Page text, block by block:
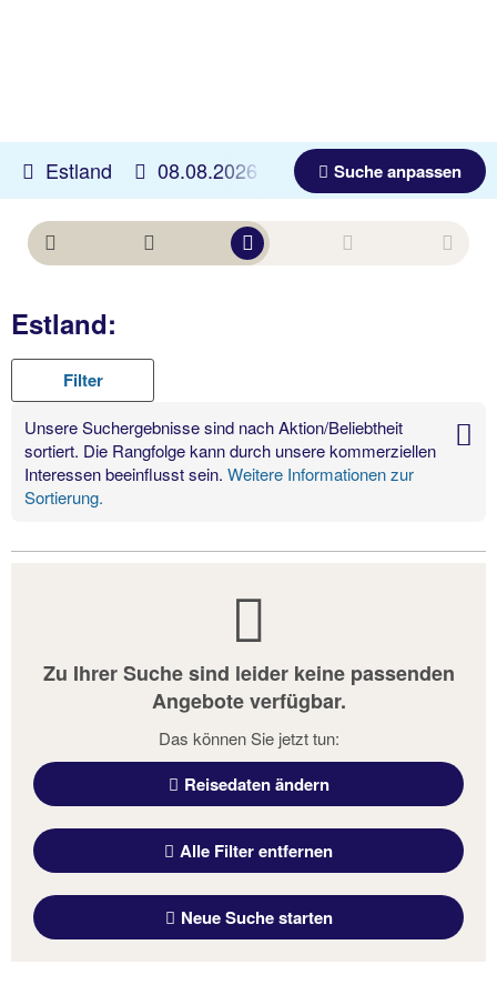
Estland 08.08.2026 - 31.12.2026 Beliebig
Suche anpassen
Estland:
Filter
Unsere Suchergebnisse sind nach Aktion/Beliebtheit
sortiert. Die Rangfolge kann durch unsere kommerziellen
Interessen beeinflusst sein. Weitere Informationen zur
Sortierung.
Zu Ihrer Suche sind leider keine passenden
Angebote verfügbar.
Das können Sie jetzt tun:
Reisedaten ändern
Alle Filter entfernen
Neue Suche starten